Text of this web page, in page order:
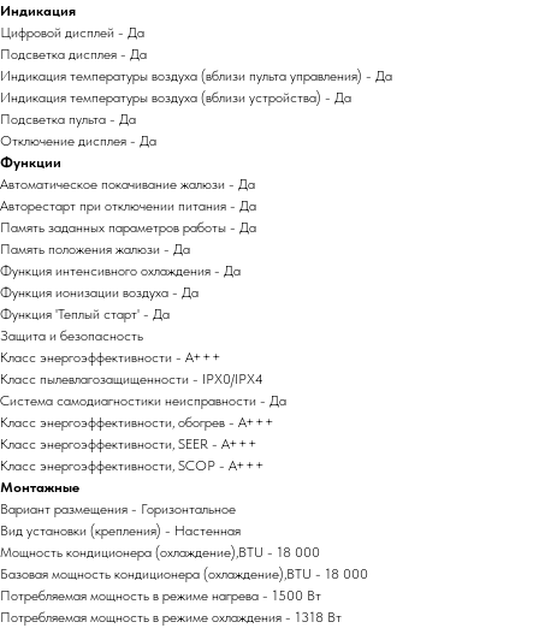
Индикация
Цифровой дисплей - Да
Подсветка дисплея - Да
Индикация температуры воздуха (вблизи пульта управления) - Да
Индикация температуры воздуха (вблизи устройства) - Да
Подсветка пульта - Да
Отключение дисплея - Да
Функции
Автоматическое покачивание жалюзи - Да
Авторестарт при отключении питания - Да
Память заданных параметров работы - Да
Память положения жалюзи - Да
Функция интенсивного охлаждения - Да
Функция ионизации воздуха - Да
Функция 'Теплый старт' - Да
Защита и безопасность
Класс энергоэффективности - A+++
Класс пылевлагозащищенности - IPX0/IPX4
Система самодиагностики неисправности - Да
Класс энергоэффективности, обогрев - A+++
Класс энергоэффективности, SEER - A+++
Класс энергоэффективности, SCOP - A+++
Монтажные
Вариант размещения - Горизонтальное
Вид установки (крепления) - Настенная
Мощность кондиционера (охлаждение),BTU - 18 000
Базовая мощность кондиционера (охлаждение),BTU - 18 000
Потребляемая мощность в режиме нагрева - 1500 Вт
Потребляемая мощность в режиме охлаждения - 1318 Вт